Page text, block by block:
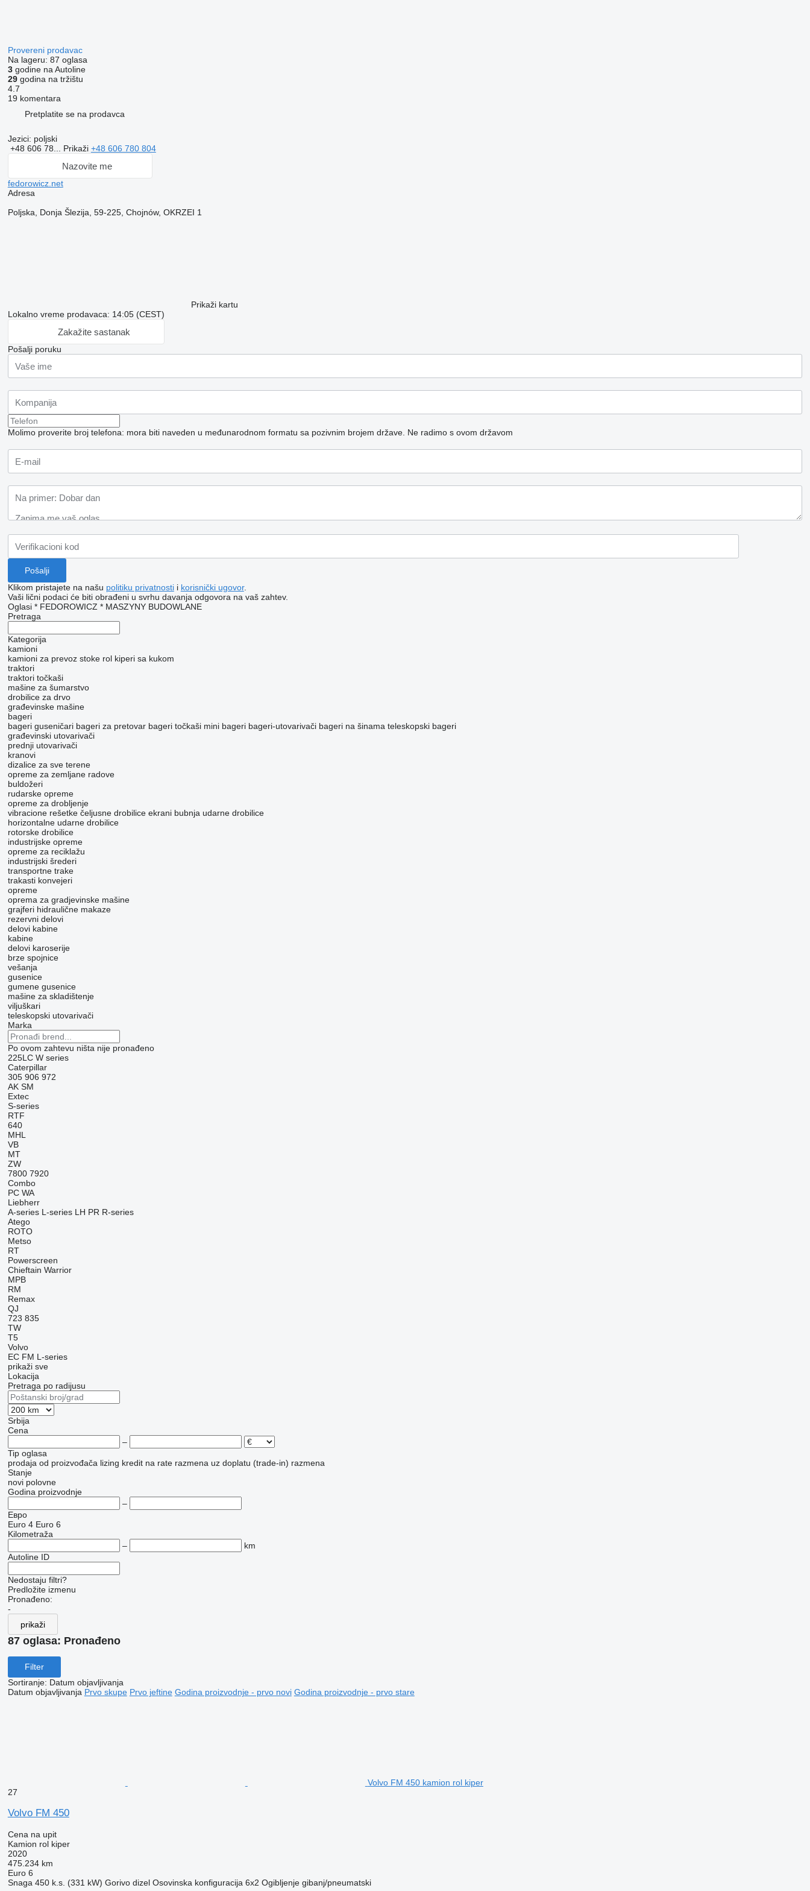
Provereni prodavac
Na lageru: 87 oglasa
3godine na Autoline
29godina na tržištu
4.7
19 komentara
Pretplatite se na prodavca
Jezici: poljski
+48 606 78... Prikaži +48 606 780 804
Nazovite me
fedorowicz.net
Adresa
Poljska, Donja Šlezija, 59-225, Chojnów, OKRZEI 1
Prikaži kartu
Lokalno vreme prodavaca: 14:05 (CEST)
Zakažite sastanak
Pošalji poruku
Molimo proverite broj telefona: mora biti naveden u međunarodnom formatu sa pozivnim brojem države. Ne radimo s ovom državom
Klikom pristajete na našu politiku privatnostii korisnički ugovor.
Vaši lični podaci će biti obrađeni u svrhu davanja odgovora na vaš zahtev.
Oglasi * FEDOROWICZ * MASZYNY BUDOWLANE
Pretraga
Kategorija
kamioni
kamioni za prevoz stoke rol kiperi sa kukom
traktori
traktori točkaši
mašine za šumarstvo
drobilice za drvo
građevinske mašine
bageri
bageri guseničari bageri za pretovar bageri točkaši mini bageri bageri-utovarivači bageri na šinama teleskopski bageri
građevinski utovarivači
prednji utovarivači
kranovi
dizalice za sve terene
opreme za zemljane radove
buldožeri
rudarske opreme
opreme za drobljenje
vibracione rešetke čeljusne drobilice ekrani bubnja udarne drobilice
horizontalne udarne drobilice
rotorske drobilice
industrijske opreme
opreme za reciklažu
industrijski šrederi
transportne trake
trakasti konvejeri
opreme
oprema za gradjevinske mašine
grajferi hidraulične makaze
rezervni delovi
delovi kabine
kabine
delovi karoserije
brze spojnice
vešanja
gusenice
gumene gusenice
mašine za skladištenje
viljuškari
teleskopski utovarivači
Marka
Po ovom zahtevu ništa nije pronađeno
225LC W series
Caterpillar
305 906 972
AK SM
Extec
S-series
RTF
640
MHL
VB
MT
ZW
7800 7920
Combo
PC WA
Liebherr
A-series L-series LH PR R-series
Atego
ROTO
Metso
RT
Powerscreen
Chieftain Warrior
MPB
RM
Remax
QJ
723 835
TW
T5
Volvo
EC FM L-series
prikaži sve
Lokacija
Pretraga po radijusu
Srbija
Cena
–
Tip oglasa
prodaja od proizvođača lizing kredit na rate razmena uz doplatu (trade-in) razmena
Stanje
novi polovne
Godina proizvodnje
–
Евро
Euro 4 Euro 6
Kilometraža
–
km
Autoline ID
Nedostaju filtri?
Predložite izmenu
Pronađeno:
-
prikaži
87 oglasa: Pronađeno
Filter
Sortiranje: Datum objavljivanja
Datum objavljivanja Prvo skupe Prvo jeftine Godina proizvodnje - prvo novi Godina proizvodnje - prvo stare
Volvo FM 450 kamion rol kiper
27
Volvo FM 450
Cena na upit
Kamion rol kiper
2020
475.234 km
Euro 6
Snaga 450 k.s. (331 kW) Gorivo dizel Osovinska konfiguracija 6x2 Ogibljenje gibanj/pneumatski